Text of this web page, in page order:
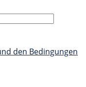
den Bedingungen